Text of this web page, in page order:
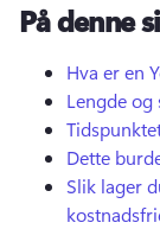
På denne
Hva er en
Lengde og
Dette
Slik lager